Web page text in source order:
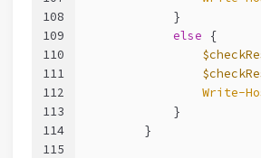
108
109
110
111
112
113
114
115
            }
else {
Write-
            }
        }